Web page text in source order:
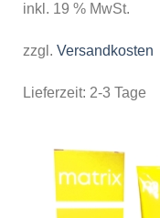
inkl. 19 % MwSt.
zzgl. Versandkosten
Lieferzeit: 2-3 Tage